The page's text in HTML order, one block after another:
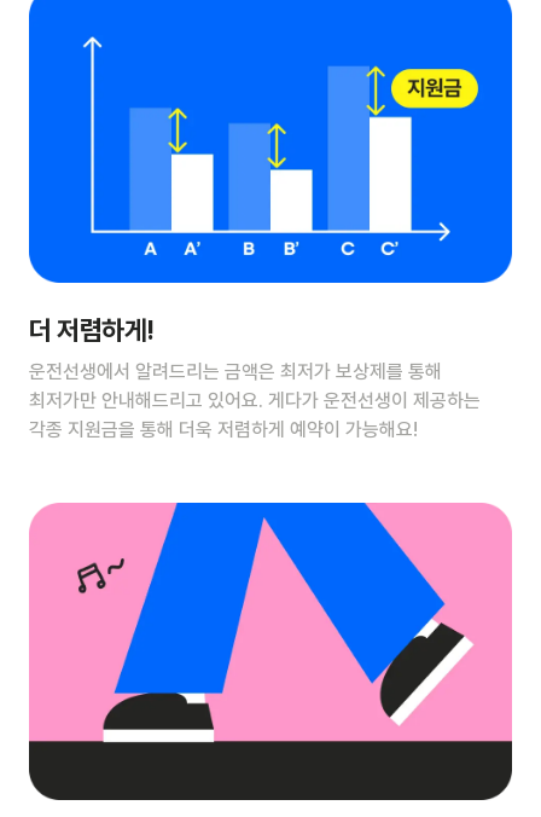
더 저렴하게!
운전선생에서 알려드리는 금액은 최저가 보상제를 통해
최저가만 안내해드리고 있어요. 게다가 운전선생이 제공하는
각종 지원금을 통해 더욱 저렴하게 예약이 가능해요!